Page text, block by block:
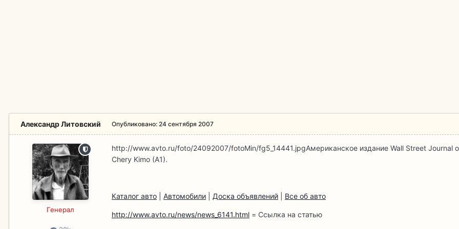
Александр Литовский
Гeнерал
Опубликовано: 24 сентября 2007
http://www.avto.ru/foto/24092007/fotoMin/fg5_14441.jpgАмериканское издание Wall Street Journal
Chery Kimo (A1).
Каталог авто Автомобили Доска объявлений Все об авто
http://www.avto.ru/news/news_6141.html = Ссылка на статью